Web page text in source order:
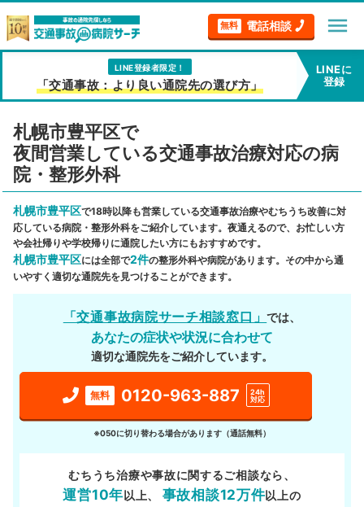
無料 電話相談 menu
LINE登録者限定！
「交通事故：より良い通院先の選び方」
LINEに
登録
札幌市豊平区で
夜間営業している交通事故治療対応の病
院・整形外科
札幌市豊平区で18時以降も営業している交通事故治療やむちうち改善に対
応している病院・整形外科をご紹介しています。夜通えるので、お忙しい方
や会社帰りや学校帰りに通院したい方にもおすすめです。
札幌市豊平区には全部で2件の整形外科や病院があります。その中から通
いやすく適切な通院先を見つけることができます。
「交通事故病院サーチ相談窓口」では、
あなたの症状や状況に合わせて
適切な通院先をご紹介しています。
無料 0120-963-887
24h
対応
※050に切り替わる場合があります（通話無料）
むちうち治療や事故に関するご相談なら、
運営10年以上、 事故相談12万件以上の